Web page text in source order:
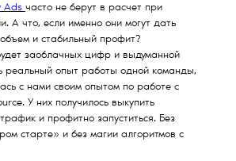
Ads часто не берут в расчет при
А что, если именно они могут дать
и стабильный профит?
заоблачных цифр и выдуманной
реальный опыт работы одной команды,
с нами своим опытом по работе с
У них получилось выкупить
и профитно запуститься. Без
старте» и без магии алгоритмов с